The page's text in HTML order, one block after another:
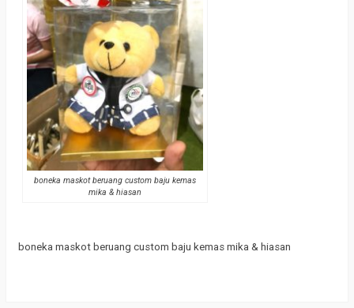
boneka maskot beruang custom baju kemas
mika & hiasan
boneka maskot beruang custom baju kemas mika & hiasan